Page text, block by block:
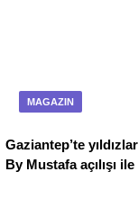
MAGAZIN
Gaziantep’te
By Mustafa açılışı